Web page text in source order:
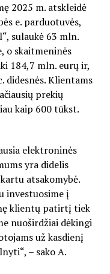
2025 m. atskleidė
e. parduotuvės,
sulaukė 63 mln.
o skaitmeninės
184,7 mln. eurų ir,
didesnės. Klientams
prekių
kaip 600 tūkst.
elektroninės
yra didelis
atsakomybė.
investuosime į
klientų patirtį tiek
nuoširdžiai dėkingi
už kasdienį
– sako A.